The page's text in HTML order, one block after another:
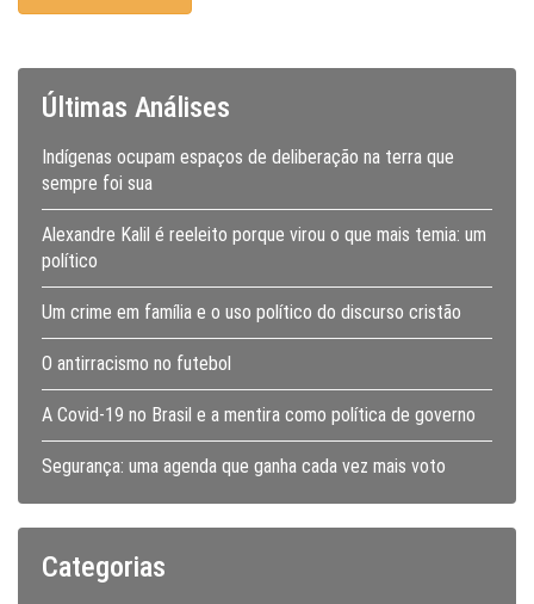
Últimas Análises
Indígenas ocupam espaços de deliberação na terra que
sempre foi sua
Alexandre Kalil é reeleito porque virou o que mais temia: um
político
Um crime em família e o uso político do discurso cristão
O antirracismo no futebol
A Covid-19 no Brasil e a mentira como política de governo
Segurança: uma agenda que ganha cada vez mais voto
Categorias